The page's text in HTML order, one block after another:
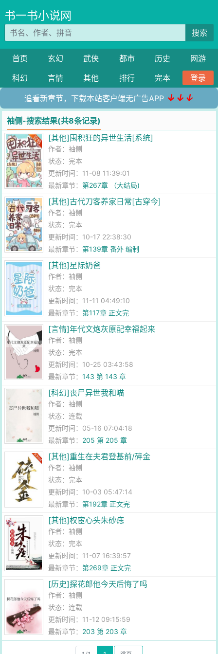
书一书小说网
搜索
首页 玄幻 武侠 都市 历史
网游
科幻
言情 其他 排行 完本 登录
追看新章节，下载本站客户端无广告APP ↓↓↓
袖侧-搜索结果(共8条记录)
[其他]囤积狂的异世生活[系统]
作者：袖侧
状态：完本
更新时间：11-08 11:39:01
最新章节：第267章 （大结局)
[其他]古代刀客养家日常[古穿今]
作者：袖侧
状态：完本
更新时间：10-17 22:38:30
最新章节：第139章 番外 编制
[其他]星际奶爸
作者：袖侧
状态：完本
更新时间：11-11 04:49:10
最新章节：第117章 正文完
[言情]年代文炮灰原配幸福起来
作者：袖侧
状态：完本
更新时间：10-25 03:43:58
最新章节：143 第 143 章
[科幻]丧尸异世我和喵
作者：袖侧
状态：连载
更新时间：05-16 07:04:18
最新章节： 205 第 205 章
[其他]重生在夫君登基前/碎金
作者：袖侧
状态：完本
更新时间：10-03 05:47:14
最新章节：第192章 正文完
[其他]权宦心头朱砂痣
作者：袖侧
状态：完本
更新时间：11-07 16:39:57
最新章节：第269章 正文完
[历史]探花郎他今天后悔了吗
作者：袖侧
状态：连载
更新时间：11-12 09:15:59
最新章节： 203 第 203 章